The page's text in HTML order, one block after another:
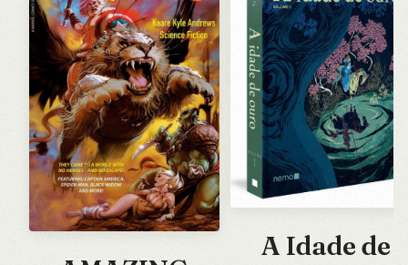
A Idade de